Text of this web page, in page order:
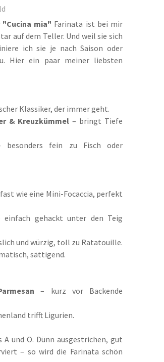
"Cucina mia" Farinata ist bei mir
auf dem Teller. Und weil sie sich
ich sie je nach Saison oder
Hier ein paar meiner liebsten
Klassiker, der immer geht.
& Kreuzkümmel – bringt Tiefe
besonders fein zu Fisch oder
wie eine Mini-Focaccia, perfekt
einfach gehackt unter den Teig
und würzig, toll zu Ratatouille.
sättigend.
– kurz vor Backende
trifft Ligurien.
A und O. Dünn ausgestrichen, gut
– so wird die Farinata schön